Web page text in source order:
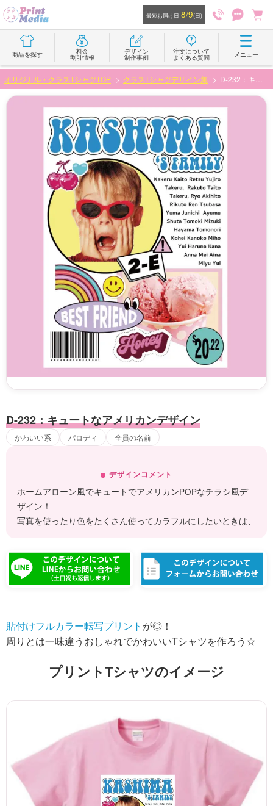
最短お届け日 8/9(日)
商品を探す 料金
割引情報
デザイン
制作事例
注文について
よくある質問 メニュー
オリジナル・クラスTシャツTOP クラスTシャツデザイン集
D-232：キュートなアメリカンデザイン
かわいい系 パロディ 全員の名前
デザインコメント
ホームアローン風でキュートでアメリカンPOPなチラシ風デ
ザイン！
写真を使ったり色をたくさん使ってカラフルにしたいときは、
貼付けフルカラー転写プリント が◎！
周りとは一味違うおしゃれでかわいいTシャツを作ろう☆
プリントTシャツのイメージ